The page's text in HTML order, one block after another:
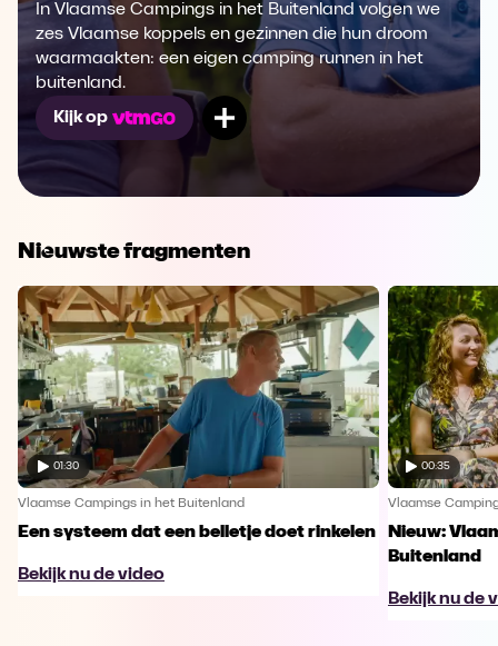
Opera Download
In Vlaamse Campings in het Buitenland volgen we
zes Vlaamse koppels en gezinnen die hun droom
waarmaakten: een eigen camping runnen in het
buitenland.
Kijk op
Nieuwste fragmenten
01:30
Vlaamse Campings in het Buitenland
Een systeem dat een belletje doet rinkelen
Bekijk nu de video
00:35
Vlaamse
Nieuw:
Buitenland
Bekijk nu de